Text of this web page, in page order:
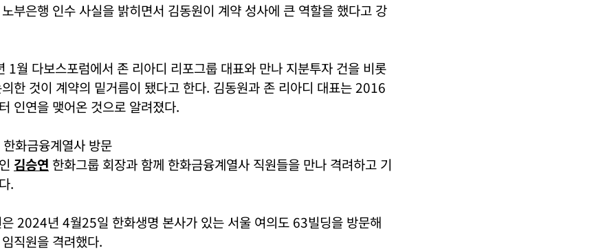
부은행 인수 사실을 밝히면서 김동원이 계약 성사에 큰 역할을 했다고 강
1월 다보스포럼에서 존 리아디 리포그룹 대표와 만나 지분투자 건을 비롯
한 것이 계약의 밑거름이 됐다고 한다. 김동원과 존 리아디 대표는 2016
인연을 맺어온 것으로 알려졌다.
화금융계열사 방문
김승연 한화그룹 회장과 함께 한화금융계열사 직원들을 만나 격려하고 기
.
2024년 4월25일 한화생명 본사가 있는 서울 여의도 63빌딩을 방문해
직원을 격려했다.